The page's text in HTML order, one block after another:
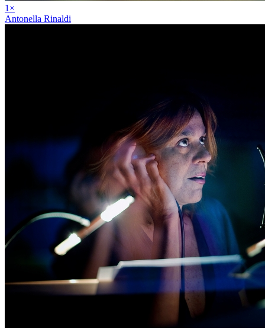
1 ×
Antonella Rinaldi